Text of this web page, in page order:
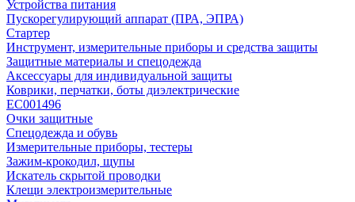
Устройства питания
Пускорегулирующий аппарат (ПРА, ЭПРА)
Стартер
Инструмент, измерительные приборы и средства защиты
Защитные материалы и спецодежда
Аксессуары для индивидуальной защиты
Коврики, перчатки, боты диэлектрические
EC001496
Очки защитные
Спецодежда и обувь
Измерительные приборы, тестеры
Зажим-крокодил, щупы
Искатель скрытой проводки
Клещи электроизмерительные